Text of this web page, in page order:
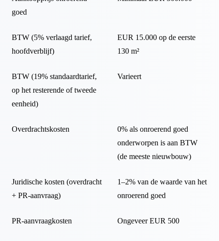
goed
BTW (5% verlaagd tarief,
hoofdverblijf)
EUR 15.000 op de eerste
130 m²
BTW (19% standaardtarief,
op het resterende of tweede
eenheid)
Varieert
Overdrachtskosten
0% als onroerend goed
onderworpen is aan BTW
(de meeste nieuwbouw)
Juridische kosten (overdracht
+ PR-aanvraag)
1–2% van de waarde van het
onroerend goed
PR-aanvraagkosten Ongeveer EUR 500